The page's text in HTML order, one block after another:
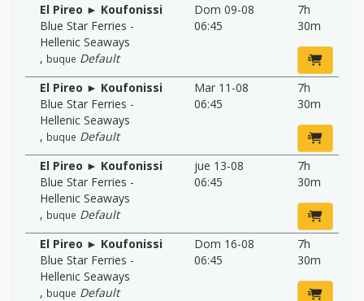
El Pireo ► Koufonissi
Blue Star Ferries -
Hellenic Seaways
, buque Default
Dom 09-08
06:45
7h
30m
El Pireo ► Koufonissi
Blue Star Ferries -
Hellenic Seaways
, buque Default
Mar 11-08
06:45
7h
30m
El Pireo ► Koufonissi
Blue Star Ferries -
Hellenic Seaways
, buque Default
jue 13-08
06:45
7h
30m
El Pireo ► Koufonissi
Blue Star Ferries -
Hellenic Seaways
, buque Default
Dom 16-08
06:45
7h
30m